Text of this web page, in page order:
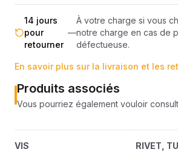
14 jours
pour
retourner
—
À votre charge si vous
notre charge en cas de
défectueuse.
En savoir plus sur la livraison et les
Produits associés
Vous pourriez également vouloir
VIS
RIVET,